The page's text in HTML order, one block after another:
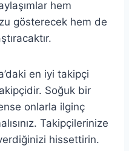
hem
gösterecek hem de
en iyi takipçi
Soğuk bir
onlarla ilginç
Takipçilerinize
hissettirin.